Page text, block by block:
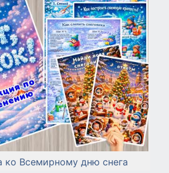
ко Всемирному дню снега